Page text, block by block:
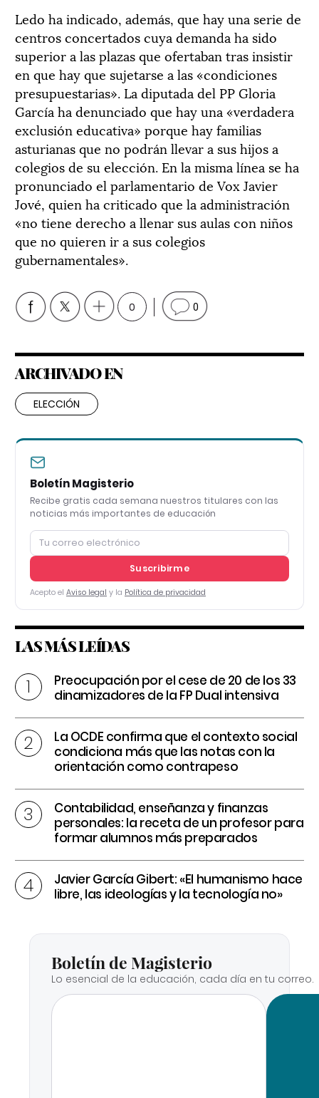
Ledo ha indicado, además, que hay una serie de
centros concertados cuya demanda ha sido
superior a las plazas que ofertaban tras insistir
en que hay que sujetarse a las «condiciones
presupuestarias». La diputada del PP Gloria
García ha denunciado que hay una «verdadera
exclusión educativa» porque hay familias
asturianas que no podrán llevar a sus hijos a
colegios de su elección. En la misma línea se ha
pronunciado el parlamentario de Vox Javier
Jové, quien ha criticado que la administración
«no tiene derecho a llenar sus aulas con niños
que no quieren ir a sus colegios
gubernamentales».
0 0
ARCHIVADO EN
ELECCIÓN
Boletín Magisterio
Recibe gratis cada semana nuestros titulares con las
noticias más importantes de educación
Suscribirme
Acepto el Aviso legal y la Política de privacidad
LAS MÁS LEÍDAS
Preocupación por el cese de 20 de los 33
dinamizadores de la FP Dual intensiva
La OCDE confirma que el contexto social
condiciona más que las notas con la
orientación como contrapeso
Contabilidad, enseñanza y finanzas
personales: la receta de un profesor para
formar alumnos más preparados
Javier García Gibert: «El humanismo hace
libre, las ideologías y la tecnología no»
Boletín de Magisterio
Lo esencial de la educación, cada día en tu correo.